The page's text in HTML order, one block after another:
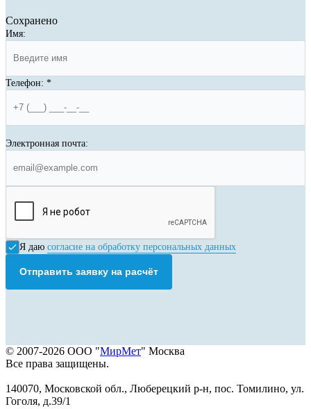
Сохранено
Имя:
Телефон: *
Электронная почта:
Я даю согласие на обработку персональных данных
Отправить заявку на расчёт
© 2007-2026 ООО "МирМет" Москва
Все права защищены.
140070, Московской обл., Люберецкий р-н, пос. Томилино, ул.
Гоголя, д.39/1